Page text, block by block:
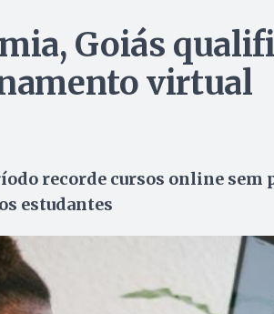
Goiás
virtual
recorde cursos online sem
estudantes